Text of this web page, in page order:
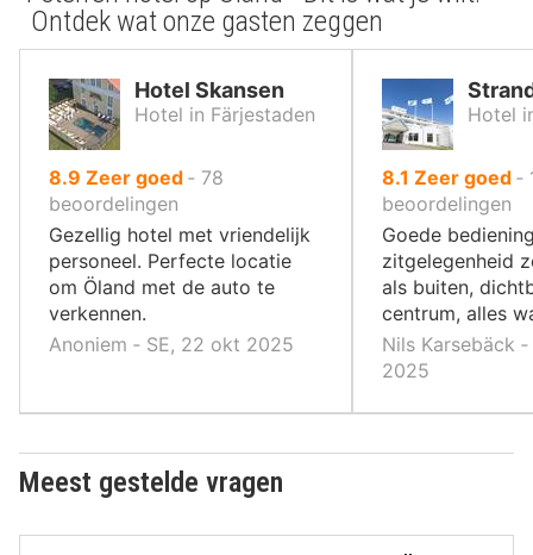
Ontdek wat onze gasten zeggen
Hotel Skansen
Hotel in Färjestaden
8.9 uit
10
,
Zeer goed ‐ 78
beoordelingen
Gezellig hotel met vriendelijk
personeel. Perfecte locatie
om Öland met de auto te
verkennen.
Anoniem ‐ SE, 22 okt 2025
Hotel
8.1 uit
10
,
Zeer goed ‐
beoordelingen
Goede
zitgelegenheid
als buiten,
centrum, alles
Nils Karsebäck
2025
Meest gestelde vragen